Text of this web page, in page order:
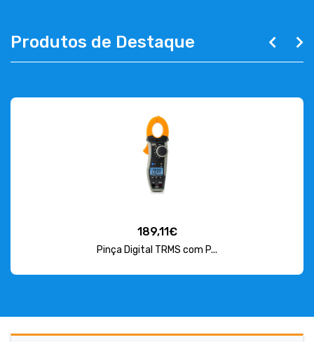
Produtos de Destaque
189,11€
Pinça Digital TRMS com P...